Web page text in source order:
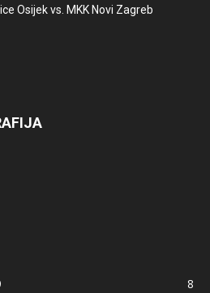
Osijek vs. MKK Novi Zagreb
8